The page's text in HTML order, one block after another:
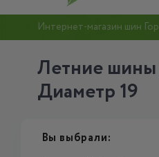
Интернет-магазин шин
Летние
Диаметр 19
Вы выбрали: